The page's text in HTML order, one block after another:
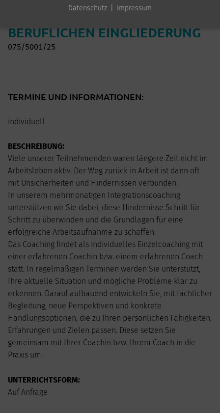
AKTIVIERUNG UND
BERUFLICHEN EINGLIEDERUNG
075/5001/25
TERMINE UND INFORMATIONEN:
individuell
BESCHREIBUNG:
Viele unserer Teilnehmenden waren längere Zeit nicht im
Arbeitsleben aktiv. Der Weg zurück in Arbeit ist dann oft
mit Unsicherheiten und Hindernissen verbunden.
In unserem mehrmonatigen Integrationscoaching
unterstützen wir Sie dabei, diese Hindernisse Schritt für
Schritt zu überwinden und die Grundlagen für eine
erfolgreiche Arbeitsaufnahme zu schaffen.
Das Coaching findet als individuelles Einzelcoaching mit
einer erfahrenen Coachin bzw. einem erfahrenen Coach
statt. In regelmäßigen Terminen werden Sie unterstützt,
Ihre aktuelle Situation und mögliche Probleme klar zu
erkennen. Darauf aufbauend entwickeln Sie, mit fachlicher
Begleitung, neue Perspektiven und konkrete
Handlungsoptionen, die zu Ihren persönlichen Fähigkeiten,
Erfahrungen und Zielen passen. Diese setzen Sie
gemeinsam mit Ihrer Coachin bzw. Ihrem Coach in die
Praxis um.
UNTERRICHTSFORM:
Auf Anfrage
Datenschutz Impressum